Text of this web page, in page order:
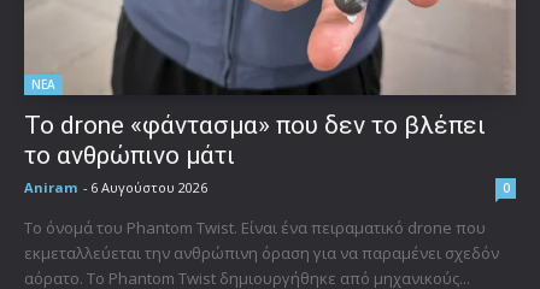
ΝΕΑ
Το drone «φάντασμα» που δεν το βλέπει
το ανθρώπινο μάτι
Aniram - 6 Αυγούστου 2026 0
Το όνομά του Phantom Twist. Είναι ένα πειραματικό drone που
εκμεταλλεύεται την ανθρώπινη όραση για να παραμένει σχεδόν
αόρατο. Το Phantom Twist δημιουργήθηκε από μηχανικούς...